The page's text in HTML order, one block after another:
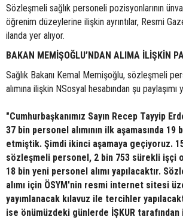
Sözleşmeli sağlık personeli pozisyonlarının
öğrenim düzeylerine ilişkin ayrıntılar, Resmi
ilanda yer alıyor.
BAKAN MEMİŞOĞLU’NDAN ALIMA İLİŞKİN
Sağlık Bakanı Kemal Memişoğlu, sözleşmeli
alımına ilişkin NSosyal hesabından şu paylaşımı
"Cumhurbaşkanımız Sayın Recep Tayyip
37 bin personel alımının ilk aşamasında
etmiştik. Şimdi ikinci aşamaya geçiyoruz.
sözleşmeli personel, 2 bin 753 sürekli işçi
18 bin yeni personel alımı yapılacaktır.
alımı için ÖSYM'nin resmi internet sitesi
yayımlanacak kılavuz ile tercihler
ise önümüzdeki günlerde İŞKUR